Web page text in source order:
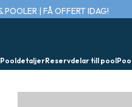
POOLER | FÅ OFFERT IDAG!
PooldetaljerReservdelar till pool